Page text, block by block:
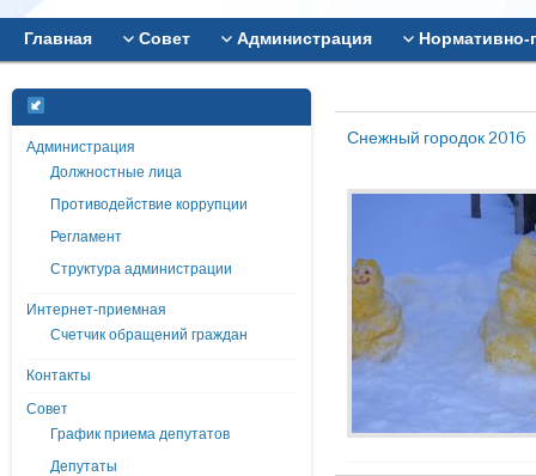
Главная Совет Администрация
Администрация
Должностные лица
Противодействие коррупции
Регламент
Структура администрации
Интернет-приемная
Счетчик обращений граждан
Контакты
Совет
График приема депутатов
Депутаты
Снежный городок 2016